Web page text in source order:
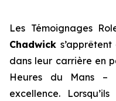
Les Témoignages
Chadwick
dans leur carrière en
Heures du Mans –
excellence.